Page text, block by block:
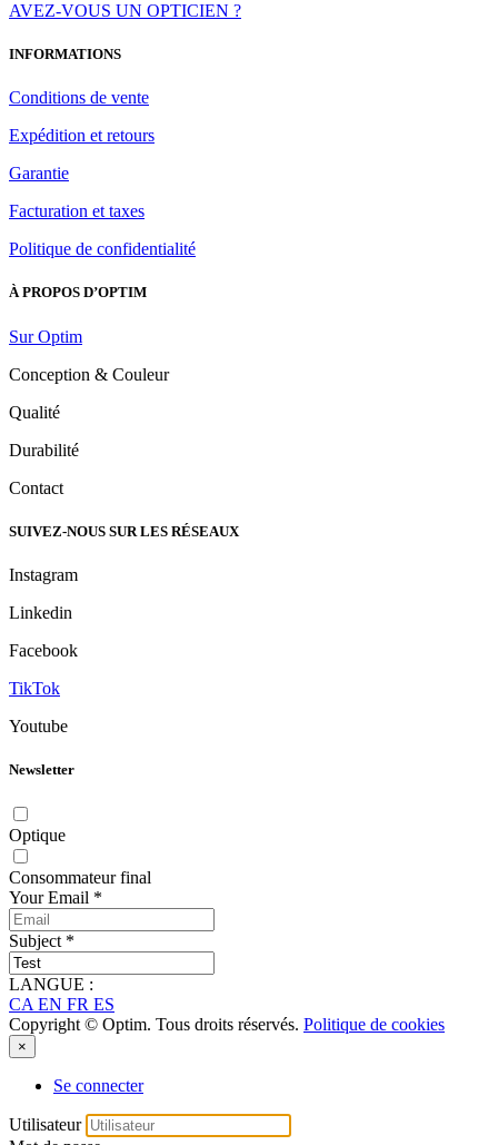
AVEZ-VOUS UN OPTICIEN ?
INFORMATIONS
Conditions de vente
Expédition et retours
Garantie
Facturation et taxes
Politique de confidentialité
À PROPOS D’OPTIM
Sur Optim
Conception & Couleur
Qualité
Durabilité
Contact
SUIVEZ-NOUS SUR LES RÉSEAUX
Instagram
Linkedin
Facebook
TikTok
Youtube
Newsletter
Optique
Consommateur final
Your Email *
Subject *
LANGUE :
CA EN FR ES
Copyright © Optim. Tous droits réservés. Politique de cookies
×
Se connecter
Utilisateur